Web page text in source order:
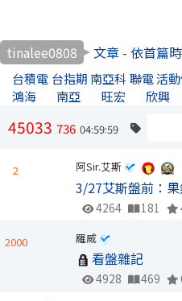
tinalee0808 文章 - 依首篇
台積電 台指期 南亞科 聯電活
鴻海
南亞 旺宏 欣興
45033 736 04:59:59
2 阿Sir.艾斯
3/27艾斯盤前：
4264 181
2000 羅威
看盤雜記
4928 469